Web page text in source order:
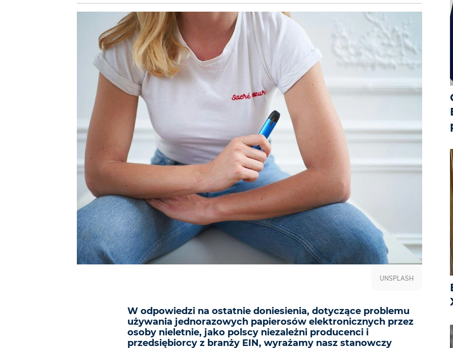
W odpowiedzi na ostatnie doniesienia, dotyczące problemu
używania jednorazowych papierosów elektronicznych przez
osoby nieletnie, jako polscy niezależni producenci i
przedsiębiorcy z branży EIN, wyrażamy nasz stanowczy
UNSPLASH